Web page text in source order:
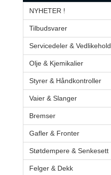
NYHETER !
Tilbudsvarer
Servicedeler & Vedlikehold
Olje & Kjemikalier
Styrer & Håndkontroller
Vaier & Slanger
Bremser
Gafler & Fronter
Støtdempere & Senkesett
Felger & Dekk